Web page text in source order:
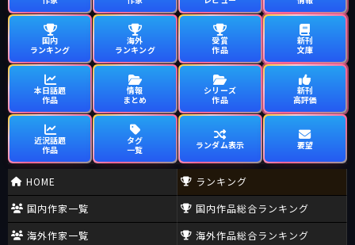
国内
ランキング
海外
ランキング
受賞
作品
新刊
文庫
本日話題
作品
情報
まとめ
シリーズ
作品
新刊
高評価
近況話題
作品
タグ
一覧
ランダム表示 要望
HOME
国内作家一覧
海外作家一覧
ランキング
国内作品総合ランキング
海外作品総合ランキング